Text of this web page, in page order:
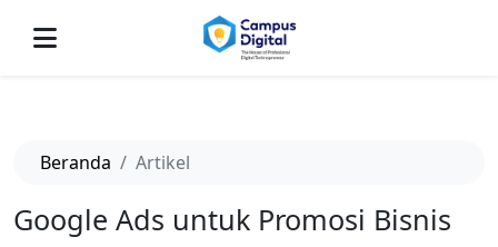
Beranda Artikel
Google Ads untuk Promosi Bisnis